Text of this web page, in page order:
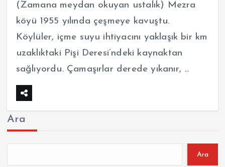
(Zamana meydan okuyan ustalık) Mezra
köyü 1955 yılında çeşmeye kavuştu.
Köylüler, içme suyu ihtiyacını yaklaşık bir km
uzaklıktaki Pişi Deresi’ndeki kaynaktan
sağlıyordu. Çamaşırlar derede yıkanır, …
Ara
Ara